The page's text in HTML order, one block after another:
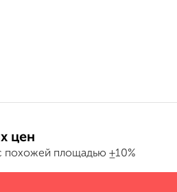
цен
похожей площадью ±10%